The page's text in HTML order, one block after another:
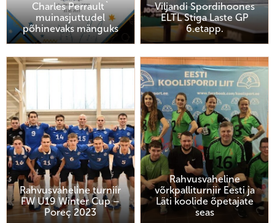
Charles Perrault`
muinasjuttudel
põhinevaks mänguks
Viljandi Spordihoones
ELTL Stiga Laste GP
6.etapp.
Rahvusvaheline turniir
FW U19 Winter Cup –
Poreç 2023
Rahvusvaheline
võrkpalliturniir Eesti ja
Läti koolide õpetajate
seas